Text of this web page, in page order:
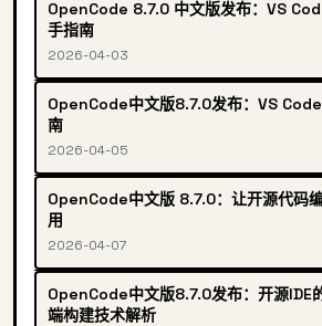
OpenCode 8.7.0 中文版发布：VS
手指南
2026-04-03
OpenCode中文版8.7.0发布：VS
南
2026-04-05
OpenCode中文版 8.7.0：让开源代码
用
2026-04-07
OpenCode中文版8.7.0发布：开源IDE
端构建技术解析